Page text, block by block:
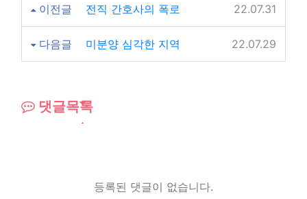
이전글 전직 간호사의 폭로 22.07.31
다음글 미분양 심각한 지역 22.07.29
댓글목록
등록된 댓글이 없습니다.